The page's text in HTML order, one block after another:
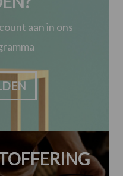
aan in ons